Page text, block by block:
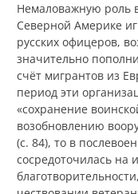
Немаловажную роль
Северной Америке
русских офицеров,
значительно
счёт мигрантов из
период эти
«сохранение
возобновлению
(с. 84), то в
сосредоточилась на